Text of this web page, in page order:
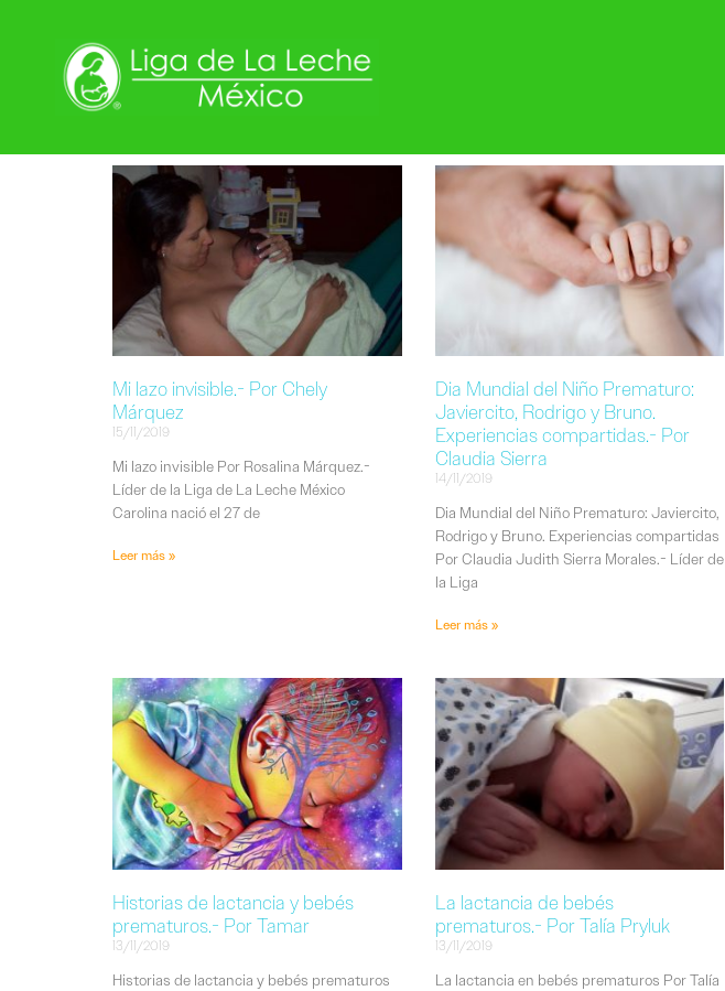
Mi lazo invisible.- Por Chely
Márquez
15/11/2019
Mi lazo invisible Por Rosalina Márquez.-
Líder de la Liga de La Leche México
Carolina nació el 27 de
Leer más »
Dia Mundial del Niño Prematuro:
Javiercito, Rodrigo y Bruno.
Experiencias compartidas.- Por
Claudia Sierra
14/11/2019
Dia Mundial del Niño Prematuro: Javiercito,
Rodrigo y Bruno. Experiencias compartidas
Por Claudia Judith Sierra Morales.- Líder de
la Liga
Leer más »
Historias de lactancia y bebés
prematuros.- Por Tamar
13/11/2019
Historias de lactancia y bebés prematuros
La lactancia de bebés
prematuros.- Por Talía Pryluk
13/11/2019
La lactancia en bebés prematuros Por Talía